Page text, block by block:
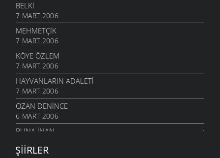
BELKI
7 MART 2006
MEHMETÇIK
7 MART 2006
KÖYE ÖZLEM
7 MART 2006
HAYVANLARIN ADALETI
7 MART 2006
OZAN DENINCE
6 MART 2006
BUNA İNAN
ŞIIRLER